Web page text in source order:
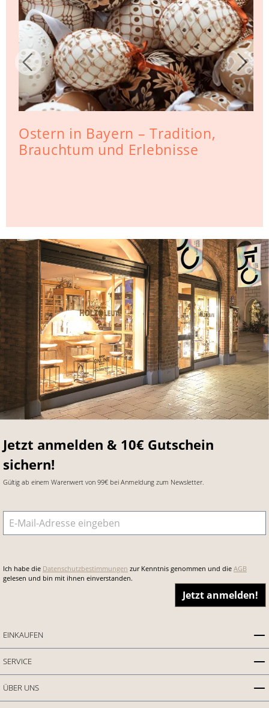
Ostern in Bayern – Tradition,
Brauchtum und Erlebnisse
Jetzt anmelden & 10€ Gutschein
sichern!
Gültig ab einem Warenwert von 99€ bei Anmeldung zum Newsletter.
E-Mail-Adresse
Ich habe die Datenschutzbestimmungen zur Kenntnis genommen und die AGB
gelesen und bin mit ihnen einverstanden.
Jetzt anmelden!
EINKAUFEN
SERVICE
ÜBER UNS